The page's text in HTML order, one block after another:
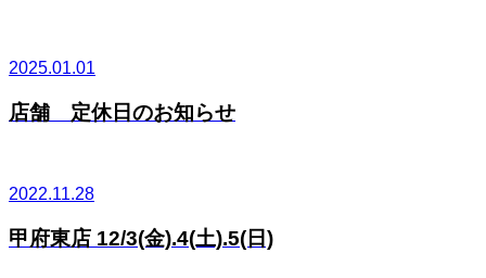
2025.01.01
店舗 定休日のお知らせ
2022.11.28
甲府東店 12/3(金).4(土).5(日)